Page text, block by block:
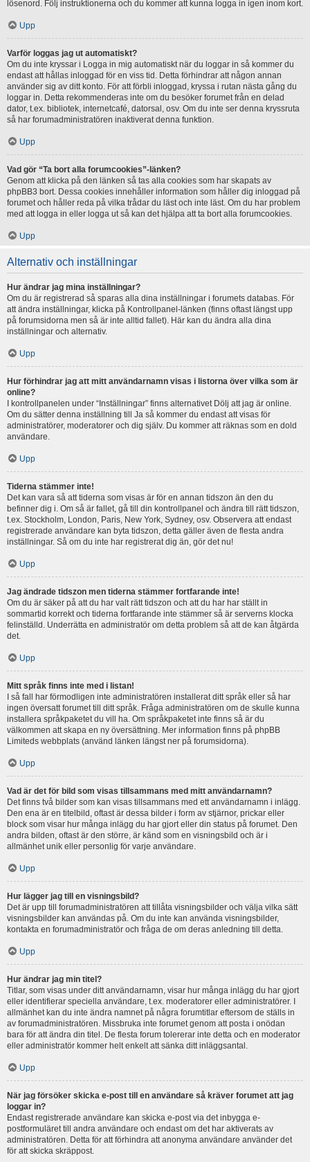
lösenord. Följ instruktionerna och du kommer att kunna logga in igen inom kort.
Upp
Varför loggas jag ut automatiskt?
Om du inte kryssar i Logga in mig automatiskt när du loggar in så kommer du
endast att hållas inloggad för en viss tid. Detta förhindrar att någon annan
använder sig av ditt konto. För att förbli inloggad, kryssa i rutan nästa gång du
loggar in. Detta rekommenderas inte om du besöker forumet från en delad
dator, t.ex. bibliotek, internetcafé, datorsal, osv. Om du inte ser denna kryssruta
så har forumadministratören inaktiverat denna funktion.
Upp
Vad gör “Ta bort alla forumcookies”-länken?
Genom att klicka på den länken så tas alla cookies som har skapats av
phpBB3 bort. Dessa cookies innehåller information som håller dig inloggad på
forumet och håller reda på vilka trådar du läst och inte läst. Om du har problem
med att logga in eller logga ut så kan det hjälpa att ta bort alla forumcookies.
Upp
Alternativ och inställningar
Hur ändrar jag mina inställningar?
Om du är registrerad så sparas alla dina inställningar i forumets databas. För
att ändra inställningar, klicka på Kontrollpanel-länken (finns oftast längst upp
på forumsidorna men så är inte alltid fallet). Här kan du ändra alla dina
inställningar och alternativ.
Upp
Hur förhindrar jag att mitt användarnamn visas i listorna över vilka som är
online?
I kontrollpanelen under “Inställningar” finns alternativet Dölj att jag är online.
Om du sätter denna inställning till Ja så kommer du endast att visas för
administratörer, moderatorer och dig själv. Du kommer att räknas som en dold
användare.
Upp
Tiderna stämmer inte!
Det kan vara så att tiderna som visas är för en annan tidszon än den du
befinner dig i. Om så är fallet, gå till din kontrollpanel och ändra till rätt tidszon,
t.ex. Stockholm, London, Paris, New York, Sydney, osv. Observera att endast
registrerade användare kan byta tidszon, detta gäller även de flesta andra
inställningar. Så om du inte har registrerat dig än, gör det nu!
Upp
Jag ändrade tidszon men tiderna stämmer fortfarande inte!
Om du är säker på att du har valt rätt tidszon och att du har har ställt in
sommartid korrekt och tiderna fortfarande inte stämmer så är serverns klocka
felinställd. Underrätta en administratör om detta problem så att de kan åtgärda
det.
Upp
Mitt språk finns inte med i listan!
I så fall har förmodligen inte administratören installerat ditt språk eller så har
ingen översatt forumet till ditt språk. Fråga administratören om de skulle kunna
installera språkpaketet du vill ha. Om språkpaketet inte finns så är du
välkommen att skapa en ny översättning. Mer information finns på phpBB
Limiteds webbplats (använd länken längst ner på forumsidorna).
Upp
Vad är det för bild som visas tillsammans med mitt användarnamn?
Det finns två bilder som kan visas tillsammans med ett användarnamn i inlägg.
Den ena är en titelbild, oftast är dessa bilder i form av stjärnor, prickar eller
block som visar hur många inlägg du har gjort eller din status på forumet. Den
andra bilden, oftast är den större, är känd som en visningsbild och är i
allmänhet unik eller personlig för varje användare.
Upp
Hur lägger jag till en visningsbild?
Det är upp till forumadministratören att tillåta visningsbilder och välja vilka sätt
visningsbilder kan användas på. Om du inte kan använda visningsbilder,
kontakta en forumadministratör och fråga de om deras anledning till detta.
Upp
Hur ändrar jag min titel?
Titlar, som visas under ditt användarnamn, visar hur många inlägg du har gjort
eller identifierar speciella användare, t.ex. moderatorer eller administratörer. I
allmänhet kan du inte ändra namnet på några forumtitlar eftersom de ställs in
av forumadministratören. Missbruka inte forumet genom att posta i onödan
bara för att ändra din titel. De flesta forum tolererar inte detta och en moderator
eller administratör kommer helt enkelt att sänka ditt inläggsantal.
Upp
När jag försöker skicka e-post till en användare så kräver forumet att jag
loggar in?
Endast registrerade användare kan skicka e-post via det inbygga e-
postformuläret till andra användare och endast om det har aktiverats av
administratören. Detta för att förhindra att anonyma användare använder det
för att skicka skräppost.